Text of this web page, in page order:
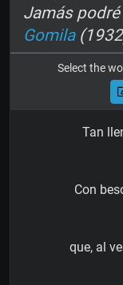
Jamás
Gomila
Select the
Tan
Con
que, al